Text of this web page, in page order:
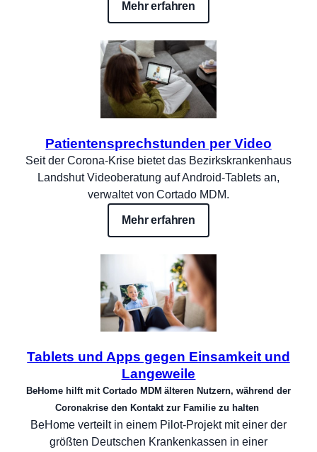
Mehr erfahren
Patientensprechstunden per Video
Seit der Corona-Krise bietet das Bezirkskrankenhaus
Landshut Videoberatung auf Android-Tablets an,
verwaltet von Cortado MDM.
Mehr erfahren
Tablets und Apps gegen Einsamkeit und
Langeweile
BeHome hilft mit Cortado MDM älteren Nutzern, während der
Coronakrise den Kontakt zur Familie zu halten
BeHome verteilt in einem Pilot-Projekt mit einer der
größten Deutschen Krankenkassen in einer